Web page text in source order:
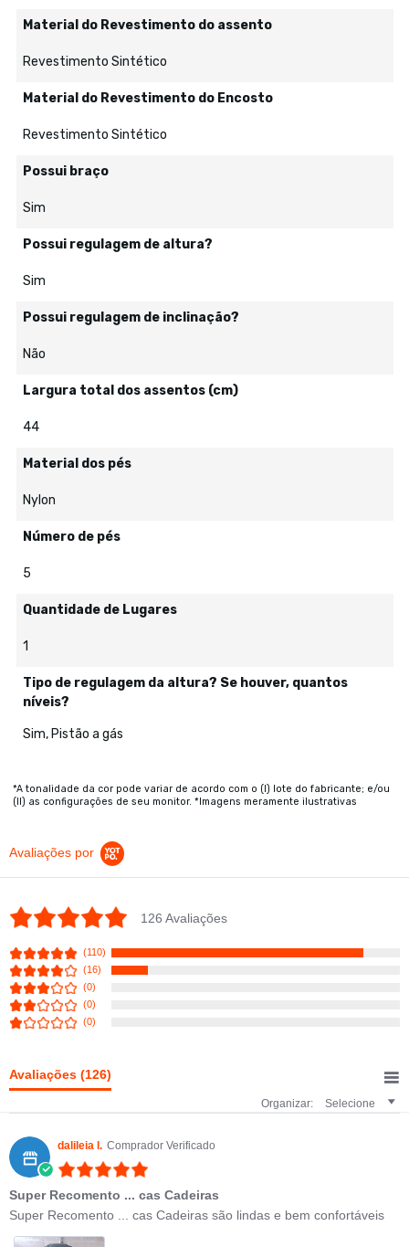
Material do Revestimento do assento
Revestimento Sintético
Material do Revestimento do Encosto
Revestimento Sintético
Possui braço
Sim
Possui regulagem de altura?
Sim
Possui regulagem de inclinação?
Não
Largura total dos assentos (cm)
44
Material dos pés
Nylon
Número de pés
5
Quantidade de Lugares
1
Tipo de regulagem da altura? Se houver, quantos
níveis?
Sim, Pistão a gás
*A tonalidade da cor pode variar de acordo com o (I) lote do fabricante; e/ou
(II) as configurações de seu monitor. *Imagens meramente ilustrativas
Avaliações por
4.9 star rating
126 Avaliações
(110)
(16)
(0)
(0)
(0)
Avaliações (126)
Organizar: Selecione
dalileia l. Comprador Verificado
Super Recomento ... cas Cadeiras
Review by dalileia l. on 25 Apr 2023
review stating Super Recomento ... cas Cadeiras
Super Recomento ... cas Cadeiras são lindas e bem confortáveis